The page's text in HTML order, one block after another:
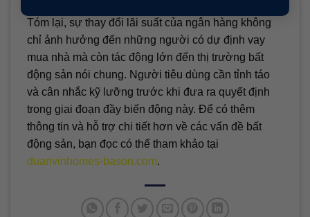
Tóm lại, sự thay đổi lãi suất của ngân hàng không
chỉ ảnh hưởng đến những người có dự định vay
mua nhà mà còn tác động lớn đến thị trường bất
động sản nói chung. Người tiêu dùng cần tỉnh táo
và cân nhắc kỹ lưỡng trước khi đưa ra quyết định
trong giai đoạn đầy biến động này. Để có thêm
thông tin và hỗ trợ chi tiết hơn về các vấn đề bất
động sản, bạn đọc có thể tham khảo tại
duanvinhomes-bason.com.